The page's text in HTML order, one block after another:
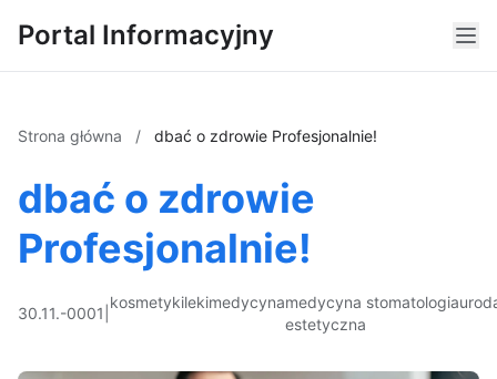
Portal Informacyjny
Strona główna / dbać o zdrowie Profesjonalnie!
dbać o zdrowie
Profesjonalnie!
30.11.-0001
kosmetykilekimedycynamedycyna
estetyczna
stomatologia